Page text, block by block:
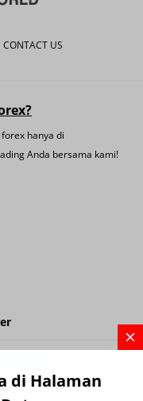
di Halaman
CONTACT US
hanya di
Anda bersama kami!